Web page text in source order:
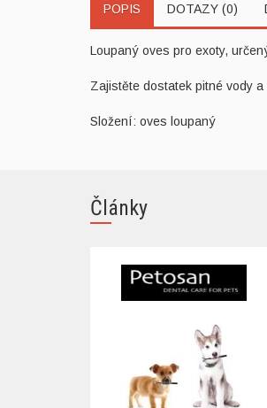
POPIS DOTAZY (0)
Loupaný oves pro exoty,
Zajistěte dostatek pitné vody
Složení: oves loupaný
Články